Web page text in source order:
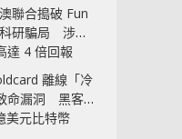
聯合搗破 Fun
研騙局 涉款
達 4 倍回報
離線「冷
命漏洞 黑客已
美元比特幣